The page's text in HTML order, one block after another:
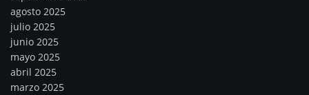
agosto 2025
julio 2025
junio 2025
mayo 2025
abril 2025
marzo 2025